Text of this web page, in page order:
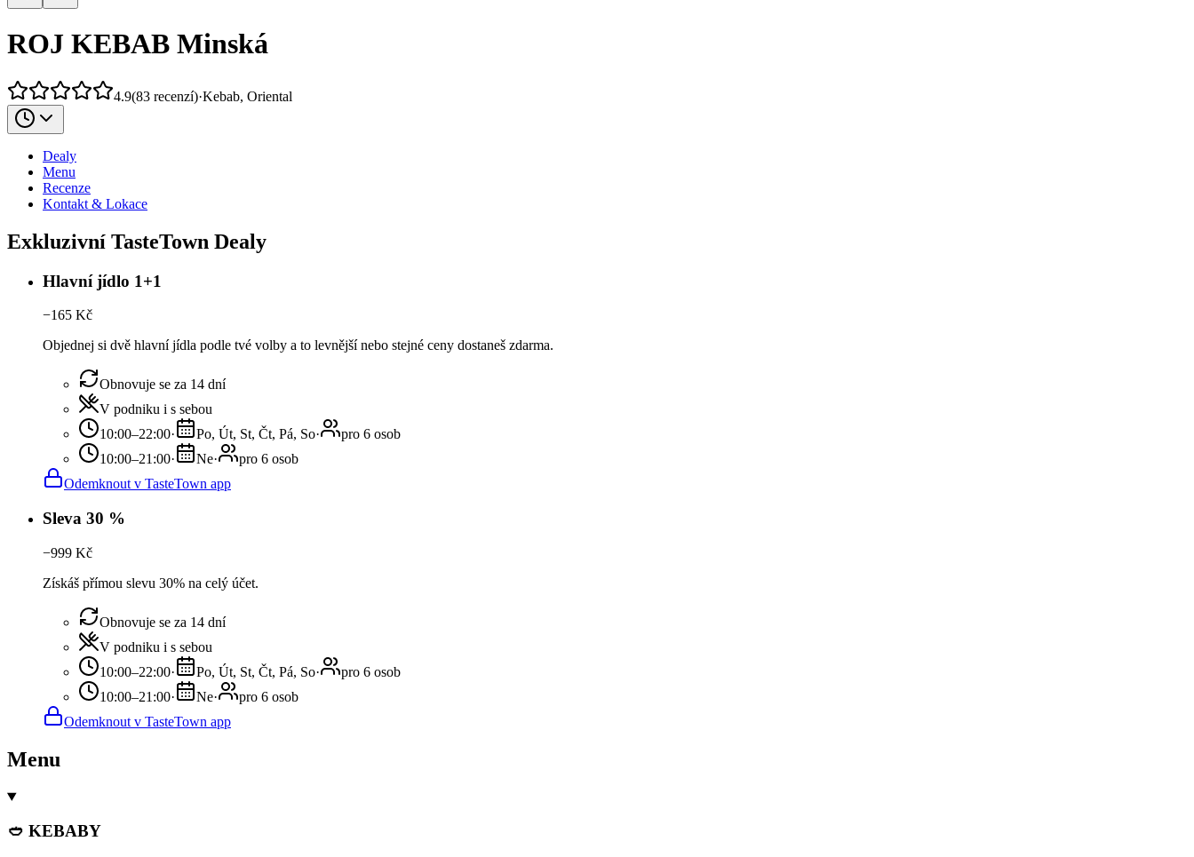
ROJ KEBAB Minská
4.9(83 recenzí)·Kebab, Oriental
Dealy
Menu
Recenze
Kontakt & Lokace
Exkluzivní TasteTown Dealy
Hlavní jídlo 1+1
−165 Kč
Objednej si dvě hlavní jídla podle tvé volby a to levnější nebo stejné ceny dostaneš zdarma.
Obnovuje se za 14 dní
V podniku i s sebou
10:00–22:00· Po, Út, St, Čt, Pá, So·
pro 6 osob
10:00–21:00· Ne·
pro 6 osob
Odemknout v TasteTown app
Sleva 30 %
−999 Kč
Získáš přímou slevu 30% na celý účet.
Obnovuje se za 14 dní
V podniku i s sebou
10:00–22:00· Po, Út, St, Čt, Pá, So·
pro 6 osob
10:00–21:00· Ne·
pro 6 osob
Odemknout v TasteTown app
Menu
🥙 KEBABY